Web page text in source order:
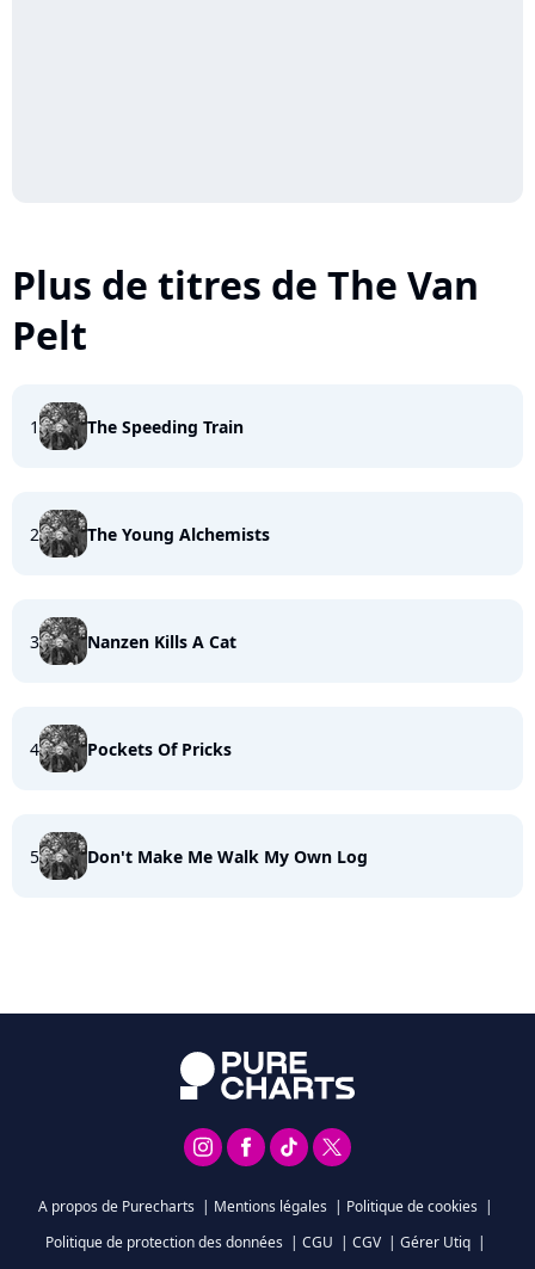
Plus de titres de The Van
Pelt
1 The Speeding Train
2 The Young Alchemists
3 Nanzen Kills A Cat
4 Pockets Of Pricks
5 Don't Make Me Walk My Own Log
A propos de Purecharts | Mentions légales | Politique de cookies |
Politique de protection des données | CGU | CGV | Gérer Utiq |